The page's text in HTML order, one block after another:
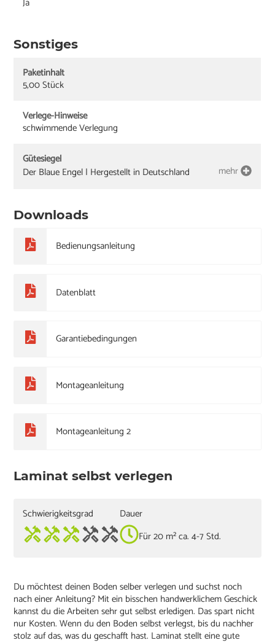
Sonstiges
Paketinhalt
5,00 Stück
Verlege-Hinweise
schwimmende Verlegung
Gütesiegel
Der Blaue Engel | Hergestellt in Deutschland
mehr
Downloads
Bedienungsanleitung
Datenblatt
Garantiebedingungen
Montageanleitung
Montageanleitung 2
Laminat selbst verlegen
Schwierigkeitsgrad
Dauer
Für 20 m² ca. 4-7 Std.
Du möchtest deinen Boden selber verlegen und suchst noch
nach einer Anleitung? Mit ein bisschen handwerklichem Geschick
kannst du die Arbeiten sehr gut selbst erledigen. Das spart nicht
nur Kosten. Wenn du den Boden selbst verlegst, bis du nachher
stolz auf das, was du geschafft hast. Laminat stellt eine gute